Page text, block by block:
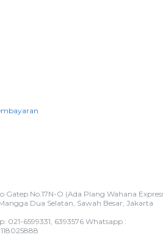
Gatep No.17N-O (Ada Plang Wahana
Dua Selatan, Sawah Besar, Jakarta
021-6599331, 6393576 Whatsapp :